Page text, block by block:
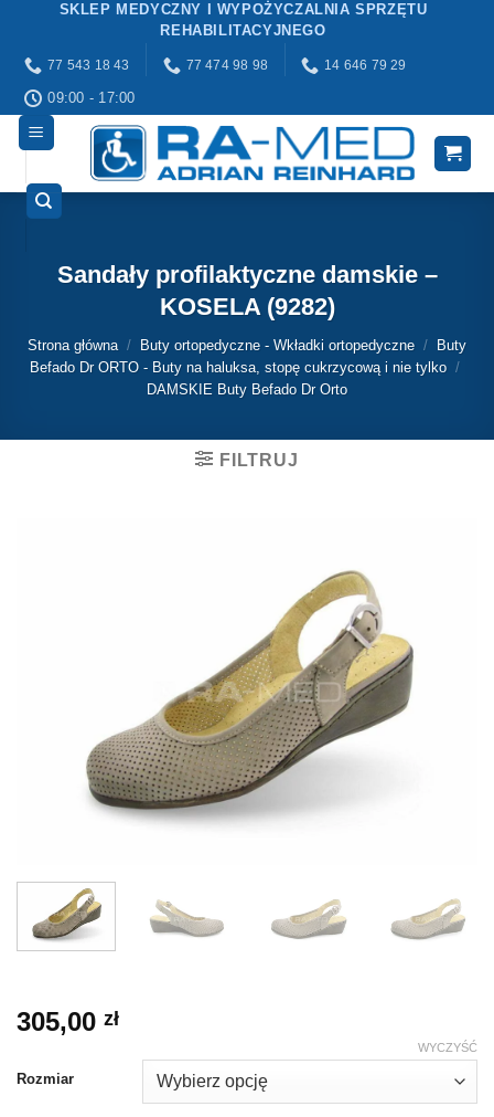
Przewiń
zawartości
SKLEP MEDYCZNY I WYPOŻYCZALNIA SPRZĘTU
REHABILITACYJNEGO
77 543 18 43 77 474 98 98 14 646 79 29
09:00 - 17:00
Sandały profilaktyczne damskie –
KOSELA (9282)
Strona główna / Buty ortopedyczne - Wkładki ortopedyczne /
Buty
Befado Dr ORTO - Buty na haluksa, stopę cukrzycową i nie tylko /
DAMSKIE Buty Befado Dr Orto
FILTRUJ
305,00 zł
Rozmiar
WYCZYŚĆ